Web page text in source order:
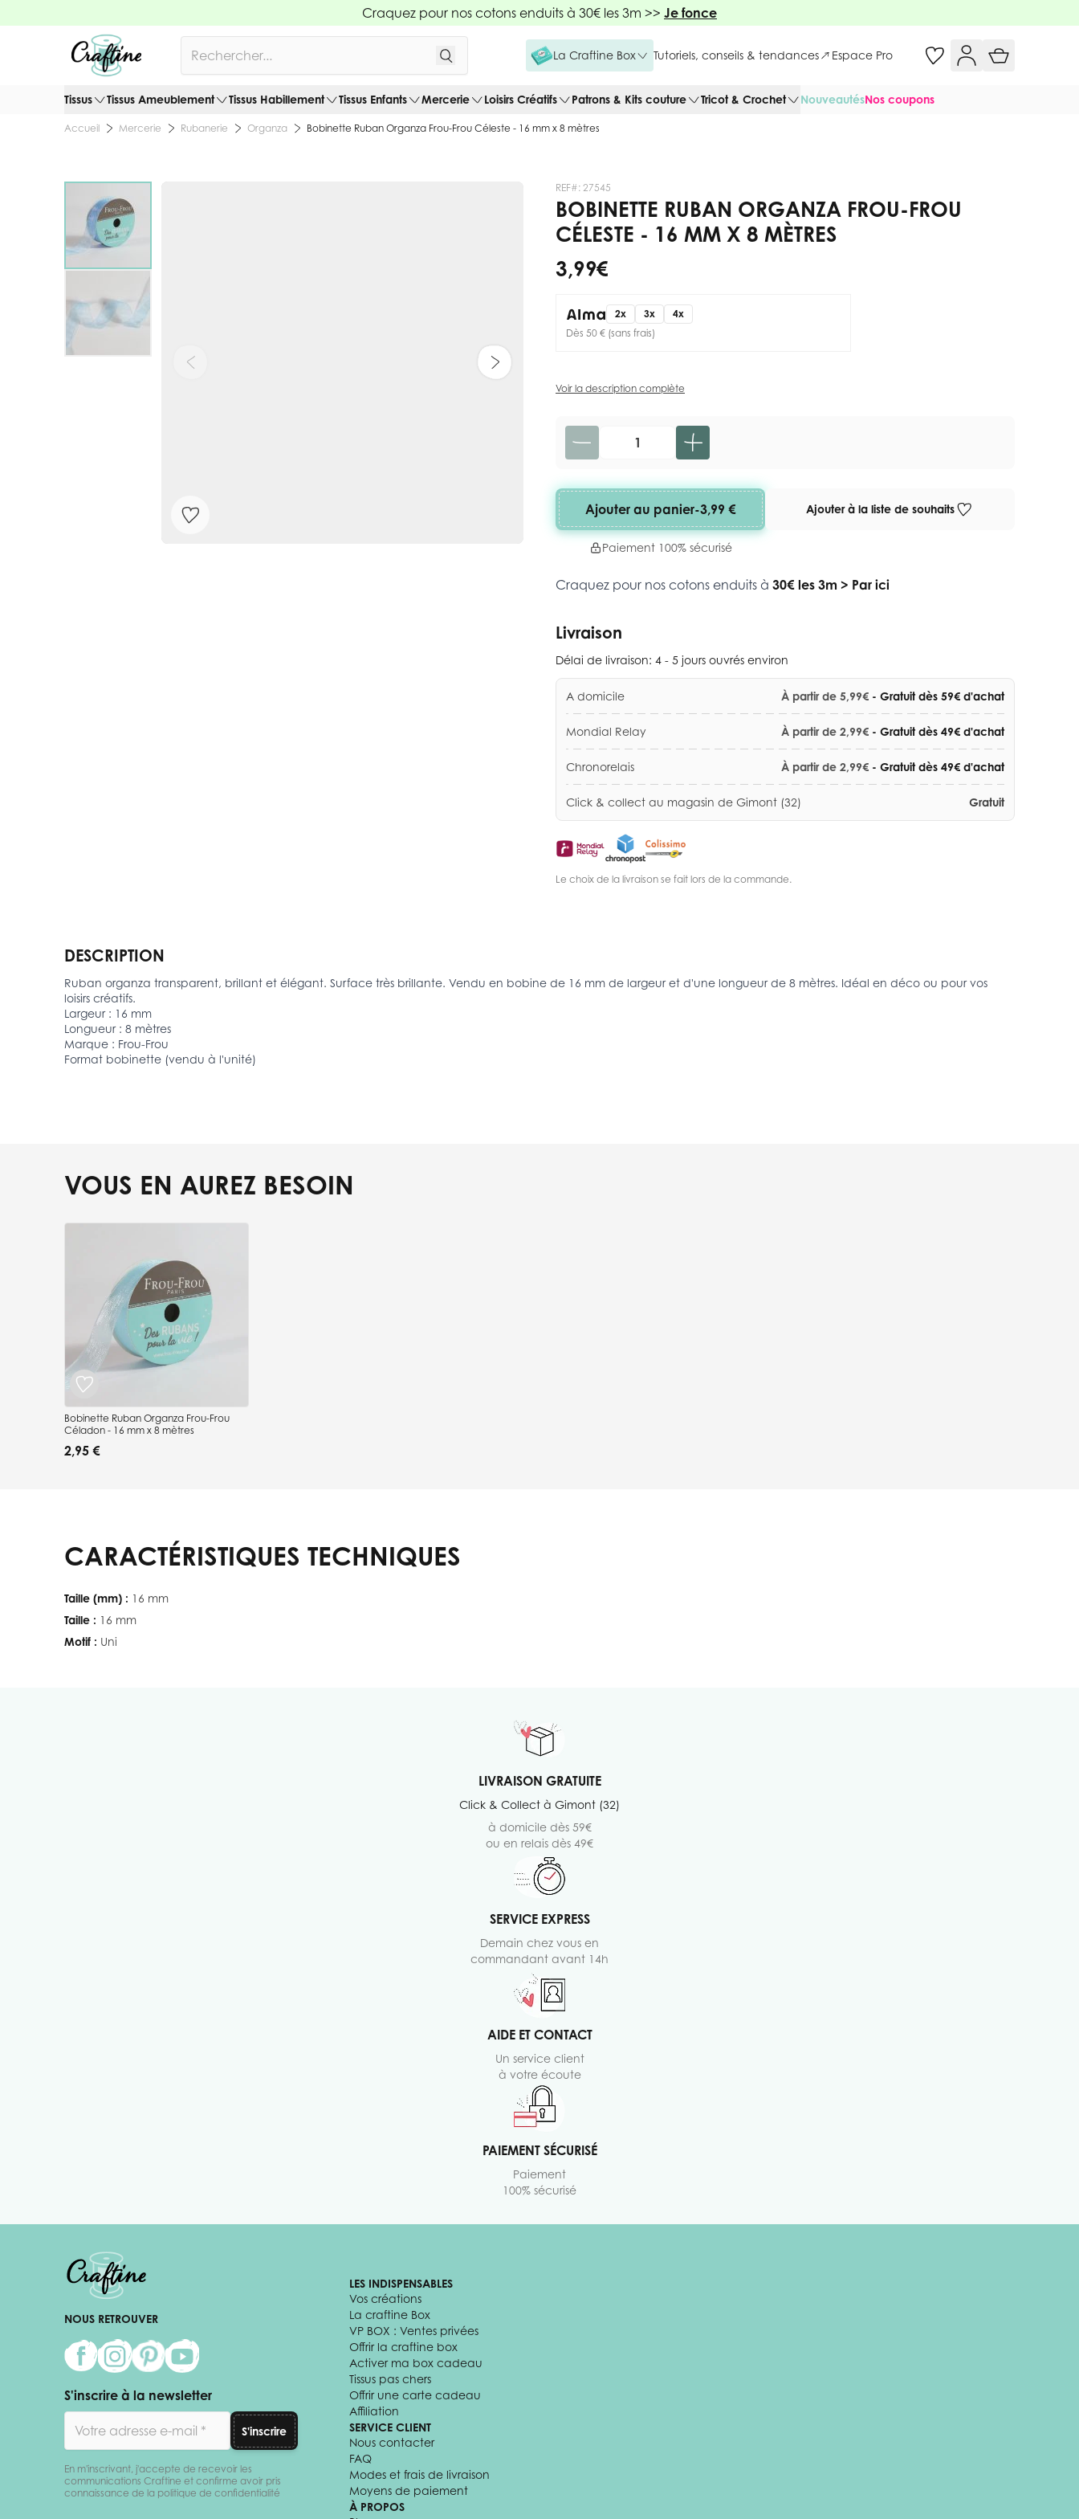
Craquez pour nos cotons enduits à 30€ les 3m >> Je fonce
La Craftine Box Tutoriels, conseils & tendances Espace Pro
Tissus Tissus Ameublement Tissus Habillement Tissus Enfants Mercerie Loisirs Créatifs Patrons & Kits couture Tricot & Crochet NouveautésNos coupons
Accueil Mercerie Rubanerie Organza Bobinette Ruban Organza Frou-Frou Céleste - 16 mm x 8 mètres
REF#: 27545
BOBINETTE RUBAN ORGANZA FROU-FROU
CÉLESTE - 16 MM X 8 MÈTRES
3,99 €
2x 3x
4x
Dès 50 € (sans frais)
Voir la description complète
Quantité
Ajouter au panier-3,99 €
Paiement 100% sécurisé
Ajouter à la liste de souhaits
Craquez pour nos cotons enduits à 30€ les 3m > Par ici
Livraison
Délai de livraison: 4 - 5 jours ouvrés environ
A domicile À partir de 5,99€ - Gratuit dès 59€ d'achat
Mondial Relay À partir de 2,99€ - Gratuit dès 49€ d'achat
Chronorelais À partir de 2,99€ - Gratuit dès 49€ d'achat
Click & collect au magasin de Gimont (32) Gratuit
Le choix de la livraison se fait lors de la commande.
DESCRIPTION
Ruban organza transparent, brillant et élégant. Surface très brillante. Vendu en bobine de 16 mm de largeur et d'une longueur de 8 mètres. Idéal en déco ou pour vos
loisirs créatifs.
Largeur : 16 mm
Longueur : 8 mètres
Marque : Frou-Frou
Format bobinette (vendu à l'unité)
VOUS EN AUREZ BESOIN
Press to skip carousel
Bobinette Ruban Organza Frou-Frou
Céladon - 16 mm x 8 mètres
2,95 €
CARACTÉRISTIQUES TECHNIQUES
Taille (mm) : 16 mm
Taille : 16 mm
Motif : Uni
LIVRAISON GRATUITE
Click & Collect à Gimont (32)
à domicile dès 59€
ou en relais dès 49€
SERVICE EXPRESS
Demain chez vous en
commandant avant 14h
AIDE ET CONTACT
Un service client
à votre écoute
PAIEMENT SÉCURISÉ
Paiement
100% sécurisé
NOUS RETROUVER
S'inscrire à la newsletter
S'inscrire
En m'inscrivant, j'accepte de recevoir les
communications Craftine et confirme avoir pris
connaissance de la politique de confidentialité
LES INDISPENSABLES
Vos créations
La craftine Box
VP BOX : Ventes privées
Offrir la craftine box
Activer ma box cadeau
Tissus pas chers
Offrir une carte cadeau
Affiliation
SERVICE CLIENT
Nous contacter
FAQ
Modes et frais de livraison
Moyens de paiement
À PROPOS